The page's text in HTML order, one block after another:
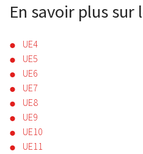
En savoir plus sur
UE4
UE5
UE6
UE7
UE8
UE9
UE10
UE11